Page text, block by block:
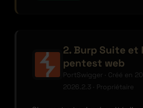
2. Burp Suite et
pentest web
PortSwigger · Créé en
2026.2.3 · Propriétaire